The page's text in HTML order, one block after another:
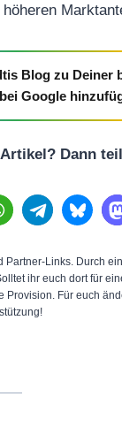
Blog zu Deiner
Google
Dann
Partner-Links. Durch
ihr euch dort für
Provision. Für euch